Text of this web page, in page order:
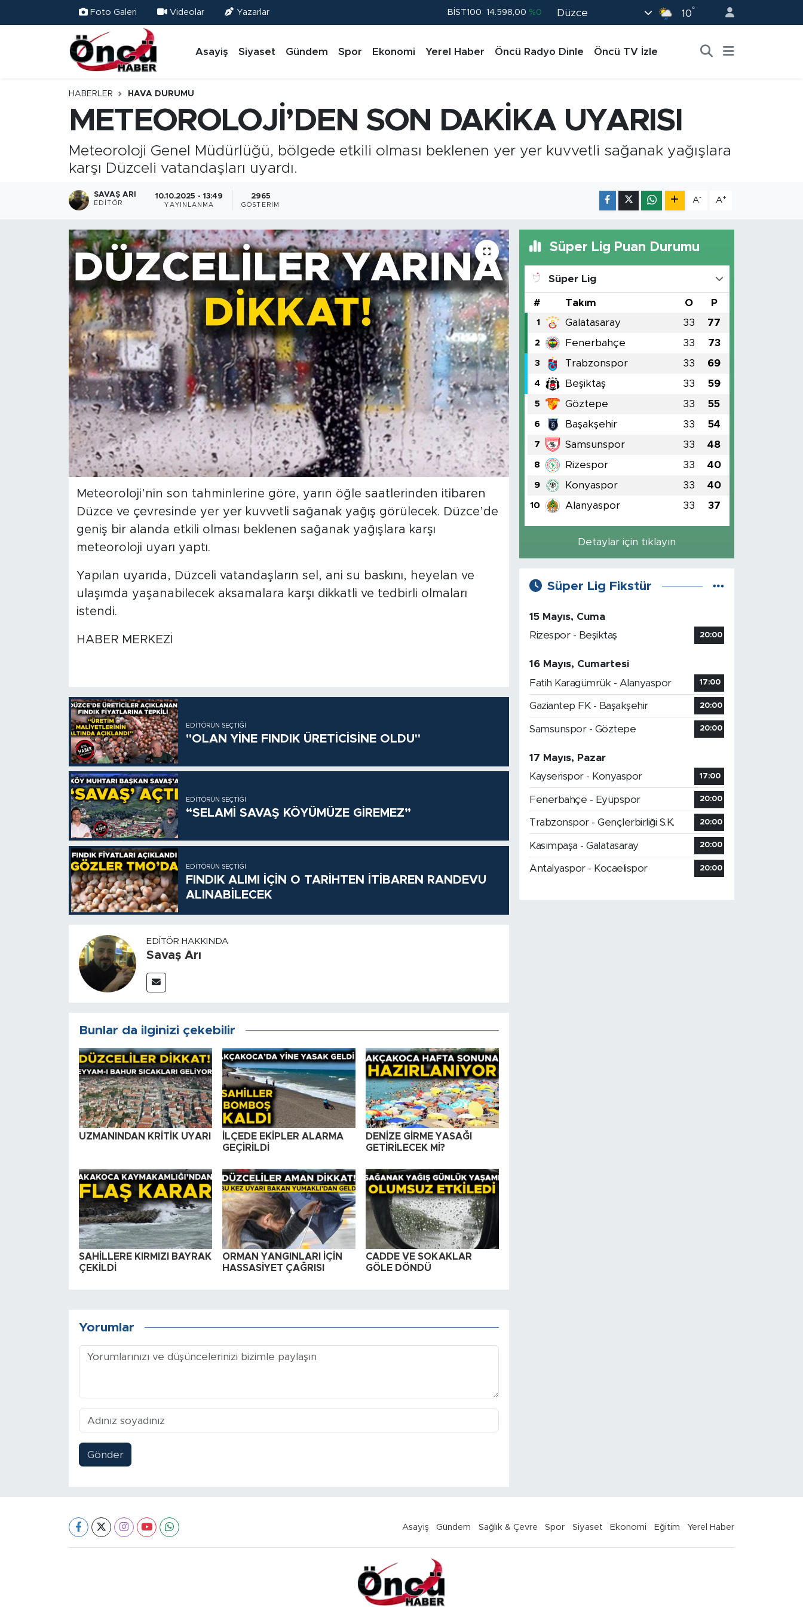
Foto Galeri Videolar Yazarlar BITCOIN 79.591,74 %-1.82
EURO 53,38690 %0.19
BİST100 14.598,00 %0
Düzce 10°
Asayiş Siyaset Gündem Spor Ekonomi Yerel Haber Öncü Radyo Dinle Öncü TV İzle
HABERLER HAVA DURUMU
METEOROLOJİ’DEN SON DAKİKA UYARISI
Meteoroloji Genel Müdürlüğü, bölgede etkili olması beklenen yer yer kuvvetli sağanak yağışlara
karşı Düzceli vatandaşları uyardı.
SAVAŞ ARI
EDITÖR
10.10.2025 - 13:49
YAYINLANMA
2965
GÖSTERIM
A- A+
Meteoroloji’nin son tahminlerine göre, yarın öğle saatlerinden itibaren
Düzce ve çevresinde yer yer kuvvetli sağanak yağış görülecek. Düzce’de
geniş bir alanda etkili olması beklenen sağanak yağışlara karşı
meteoroloji uyarı yaptı.
Yapılan uyarıda, Düzceli vatandaşların sel, ani su baskını, heyelan ve
ulaşımda yaşanabilecek aksamalara karşı dikkatli ve tedbirli olmaları
istendi.
HABER MERKEZİ
EDITÖRÜN SEÇTIĞI
"OLAN YİNE FINDIK ÜRETİCİSİNE OLDU"
EDITÖRÜN SEÇTIĞI
“SELAMİ SAVAŞ KÖYÜMÜZE GİREMEZ”
EDITÖRÜN SEÇTIĞI
FINDIK ALIMI İÇİN O TARİHTEN İTİBAREN RANDEVU
ALINABİLECEK
EDITÖR HAKKINDA
Savaş Arı
Bunlar da ilginizi çekebilir
UZMANINDAN KRİTİK UYARI
İLÇEDE EKİPLER ALARMA
GEÇİRİLDİ
DENİZE GİRME YASAĞI
GETİRİLECEK Mİ?
SAHİLLERE KIRMIZI BAYRAK
ÇEKİLDİ
ORMAN YANGINLARI İÇİN
HASSASİYET ÇAĞRISI
CADDE VE SOKAKLAR
GÖLE DÖNDÜ
Yorumlar
Gönder
Süper Lig Puan Durumu
Süper Lig
# Takım O P
1 Galatasaray 33 77
2 Fenerbahçe 33 73
3 Trabzonspor 33 69
4 Beşiktaş 33 59
5 Göztepe 33 55
6 Başakşehir 33 54
7 Samsunspor 33 48
8 Rizespor 33 40
9 Konyaspor 33 40
10 Alanyaspor 33 37
Detaylar için tıklayın
Süper Lig Fikstür
15 Mayıs, Cuma
Rizespor - Beşiktaş
20:00
16 Mayıs, Cumartesi
Fatih Karagümrük - Alanyaspor
17:00
Gaziantep FK - Başakşehir 20:00
Samsunspor - Göztepe 20:00
17 Mayıs, Pazar
Kayserispor - Konyaspor
17:00
Fenerbahçe - Eyüpspor 20:00
Trabzonspor - Gençlerbirliği S.K. 20:00
Kasımpaşa - Galatasaray 20:00
Antalyaspor - Kocaelispor 20:00
Asayiş Gündem Sağlık & Çevre Spor Siyaset Ekonomi Eğitim Yerel Haber
Siyaset
Yerel Haber
Öncü Radyo Dinle
Öncü TV İzle
Düzce Nöbetçi Eczaneler
Düzce Hava Durumu
Süper Lig Puan Durumu ve Fikstür
Tüm Manşetler
Son Dakika Haberleri
Haber Arşivi